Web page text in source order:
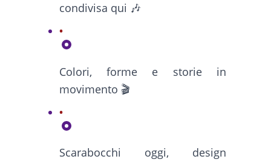
condivisa qui 🎶
Colori, forme e storie in
movimento 🎬
Scarabocchi oggi, design